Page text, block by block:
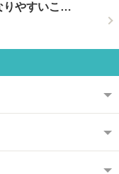
りやすいこ…